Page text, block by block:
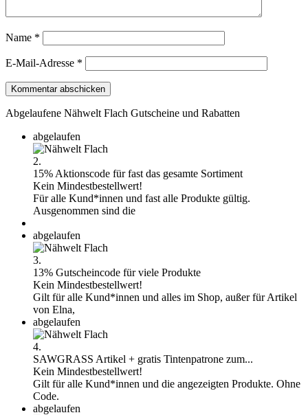
Name *
E-Mail-Adresse *
Abgelaufene Nähwelt Flach Gutscheine und Rabatten
abgelaufen
2.
15% Aktionscode für fast das gesamte Sortiment
Kein Mindestbestellwert!
Für alle Kund*innen und fast alle Produkte gültig.
Ausgenommen sind die
abgelaufen
3.
13% Gutscheincode für viele Produkte
Kein Mindestbestellwert!
Gilt für alle Kund*innen und alles im Shop, außer für Artikel
von Elna,
abgelaufen
4.
SAWGRASS Artikel + gratis Tintenpatrone zum...
Kein Mindestbestellwert!
Gilt für alle Kund*innen und die angezeigten Produkte. Ohne
Code.
abgelaufen